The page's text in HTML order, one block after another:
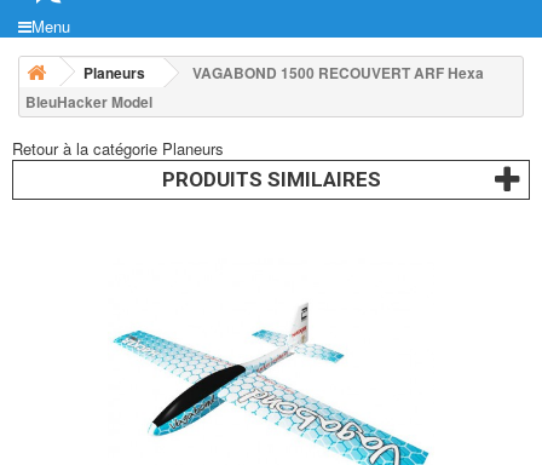
Menu
Planeurs
VAGABOND 1500 RECOUVERT ARF Hexa
BleuHacker Model
Retour à la catégorie Planeurs
PRODUITS SIMILAIRES